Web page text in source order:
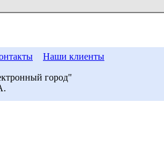
Наши клиенты
город"